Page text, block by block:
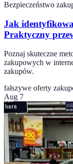
Bezpieczeństwo
Jak
Praktyczny
Poznaj skuteczne
zakupowych w
zakupów.
fałszywe oferty
Aug 7